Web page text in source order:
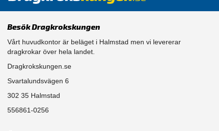
Besök Dragkrokskungen
Vårt huvudkontor är beläget i Halmstad men vi levererar
dragkrokar över hela landet.
Dragkrokskungen.se
Svartalundsvägen 6
302 35 Halmstad
556861-0256